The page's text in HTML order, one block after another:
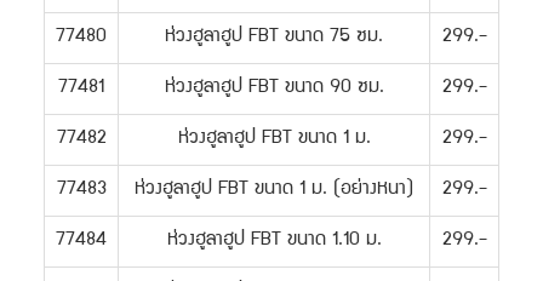
77480 ห่วงฮูลาฮูป FBT ขนาด 75 ซม. 299.-
77481 ห่วงฮูลาฮูป FBT ขนาด 90 ซม. 299.-
77482 ห่วงฮูลาฮูป FBT ขนาด 1 ม. 299.-
77483 ห่วงฮูลาฮูป FBT ขนาด 1 ม. (อย่างหนา) 299.-
77484 ห่วงฮูลาฮูป FBT ขนาด 1.10 ม. 299.-